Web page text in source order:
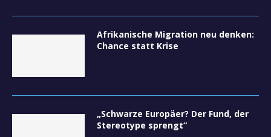
Afrikanische Migration neu denken:
Chance statt Krise
„Schwarze Europäer? Der Fund, der
Stereotype sprengt“